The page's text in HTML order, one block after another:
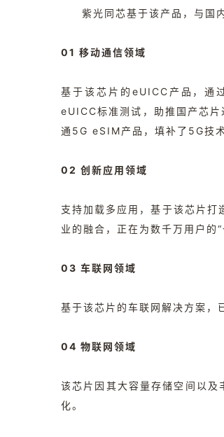
紫光同芯基于该产品，与国
01 移动通信领域
基于该芯片的eUICC产品，通
eUICC标准测试，助推国产芯
通5G eSIM产品，填补了5G技
02 创新应用领域
支持加载多应用，基于该芯片
业的融合，正在为数千万用户的
03 车联网领域
基于该芯片的车联网解决方案，
04 物联网领域
该芯片因其大容量存储空间以
化。